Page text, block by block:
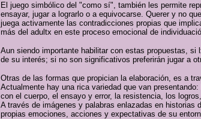
El juego simbólico del "como sí", también les permite
ensayar, jugar a lograrlo o a equivocarse. Querer y no
juega activamente las contradicciones propias que
más del adultx en este proceso emocional de
Aun siendo importante habilitar con estas propuestas,
de su interés; si no son significativos preferirán jugar a
Otras de las formas que propician la elaboración, es a
Actualmente hay una rica variedad que van
con el cuerpo, el ensayo y error, la resistencia, los
A través de imágenes y palabras enlazadas en
propias emociones, acciones y expectativas de su